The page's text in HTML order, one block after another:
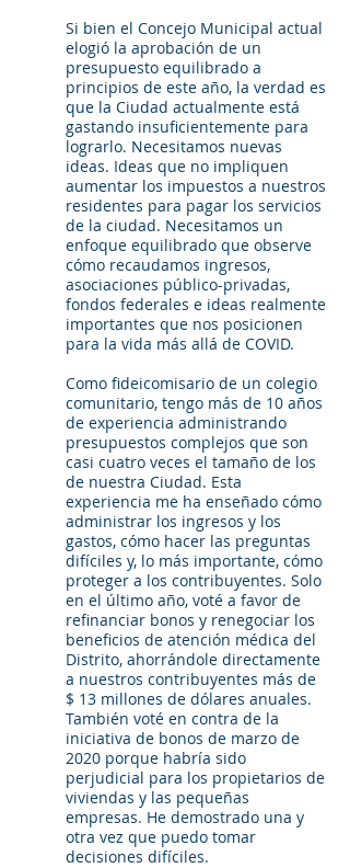
Si bien el Concejo Municipal actual
elogió la aprobación de un
presupuesto equilibrado a
principios de este año, la verdad es
que la Ciudad actualmente está
gastando insuficientemente para
lograrlo. Necesitamos nuevas
ideas. Ideas que no impliquen
aumentar los impuestos a nuestros
residentes para pagar los servicios
de la ciudad. Necesitamos un
enfoque equilibrado que observe
cómo recaudamos ingresos,
asociaciones público-privadas,
fondos federales e ideas realmente
importantes que nos posicionen
para la vida más allá de COVID.
Como fideicomisario de un colegio
comunitario, tengo más de 10 años
de experiencia administrando
presupuestos complejos que son
casi cuatro veces el tamaño de los
de nuestra Ciudad. Esta
experiencia me ha enseñado cómo
administrar los ingresos y los
gastos, cómo hacer las preguntas
difíciles y, lo más importante, cómo
proteger a los contribuyentes. Solo
en el último año, voté a favor de
refinanciar bonos y renegociar los
beneficios de atención médica del
Distrito, ahorrándole directamente
a nuestros contribuyentes más de
$ 13 millones de dólares anuales.
También voté en contra de la
iniciativa de bonos de marzo de
2020 porque habría sido
perjudicial para los propietarios de
viviendas y las pequeñas
empresas. He demostrado una y
otra vez que puedo tomar
decisiones difíciles.